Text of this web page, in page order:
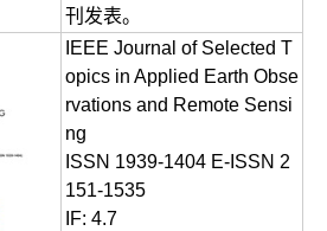
刊发表。
IEEE Journal of Selected T
opics in Applied Earth Obse
rvations and Remote Sensi
ng
ISSN 1939-1404 E-ISSN 2
151-1535
IF: 4.7